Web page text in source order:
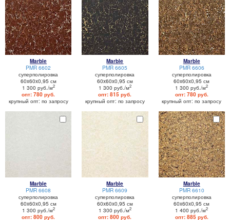
Marble
PMR 6602
суперполировка
60x60x0,95 см
1 300 руб./м2
опт: 780 руб.
крупный опт: по запросу
Marble
PMR 6605
суперполировка
60x60x0,95 см
1 300 руб./м2
опт: 815 руб.
крупный опт: по запросу
Marble
PMR 6606
суперполировка
60x60x0,95 см
1 300 руб./м2
опт: 780 руб.
крупный опт: по запросу
Marble
PMR 6608
суперполировка
60x60x0,95 см
1 300 руб./м2
опт: 800 руб.
Marble
PMR 6609
суперполировка
60x60x0,95 см
1 300 руб./м2
опт: 800 руб.
Marble
PMR 6610
суперполировка
60x60x0,95 см
1 400 руб./м2
опт: 885 руб.